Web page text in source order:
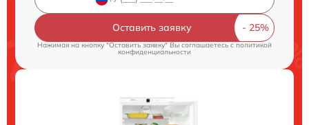
Оставить заявку
Нажимая на кнопку "Оставить заявку" Вы соглашаетесь cполитикой
конфиденциальности